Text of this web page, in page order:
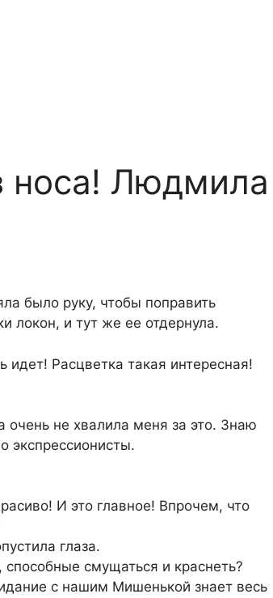
носа! Людмила
было руку, чтобы поправить
локон, и тут же ее отдернула.
Расцветка такая интересная!
не хвалила меня за это. Знаю
экспрессионисты.
И это главное! Впрочем, что
глаза.
смущаться и краснеть?
с нашим Мишенькой знает весь